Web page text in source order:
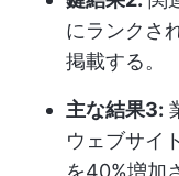
にランクさ
掲載する。
主な結果3:
ウェブサイ
を40%増加